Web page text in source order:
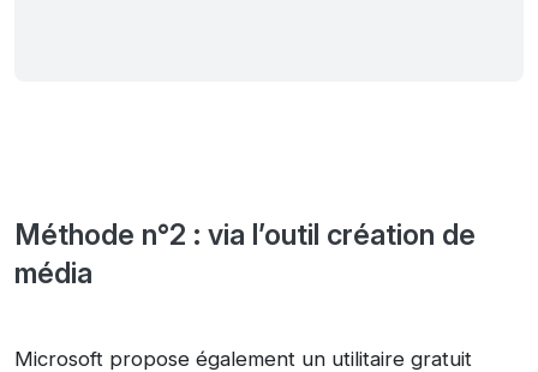
Méthode n°2 : via l’outil création de
média
Microsoft propose également un utilitaire gratuit